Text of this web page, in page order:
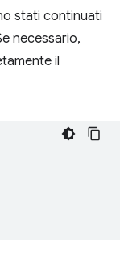
stati continuati
necessario,
il